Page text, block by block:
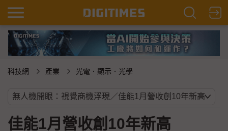
科技網 產業 光電．顯示．光學
佳能1月營收創10年新高